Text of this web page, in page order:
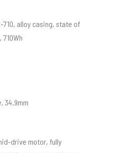
710, alloy casing, state of
34.9mm
drive motor, fully